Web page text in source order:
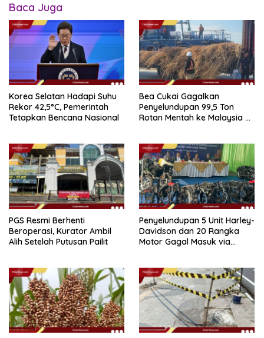
Baca Juga
Korea Selatan Hadapi Suhu
Rekor 42,5°C, Pemerintah
Tetapkan Bencana Nasional
Bea Cukai Gagalkan
Penyelundupan 99,5 Ton
Rotan Mentah ke Malaysia di
PGS Resmi Berhenti
Beroperasi, Kurator Ambil
Alih Setelah Putusan Pailit
Penyelundupan 5 Unit Harley-
Davidson dan 20 Rangka
Motor Gagal Masuk via